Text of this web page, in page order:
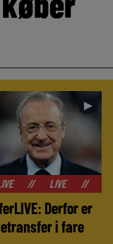
►
LIVE LIVE
Derfor er
i fare